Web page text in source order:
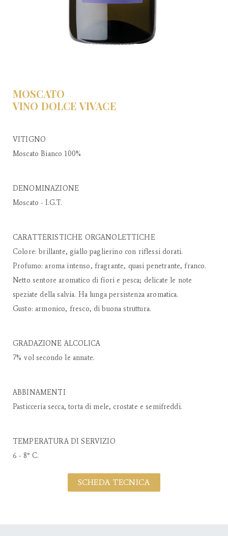
MOSCATO
VINO DOLCE VIVACE
VITIGNO
Moscato Bianco 100%
DENOMINAZIONE
Moscato - I.G.T.
CARATTERISTICHE ORGANOLETTICHE
Colore: brillante, giallo paglierino con riflessi dorati.
Profumo: aroma intenso, fragrante, quasi penetrante, franco.
Netto sentore aromatico di fiori e pesca; delicate le note
speziate della salvia. Ha lunga persistenza aromatica.
Gusto: armonico, fresco, di buona struttura.
GRADAZIONE ALCOLICA
7% vol secondo le annate.
ABBINAMENTI
Pasticceria secca, torta di mele, crostate e semifreddi.
TEMPERATURA DI SERVIZIO
6 - 8° C.
SCHEDA TECNICA